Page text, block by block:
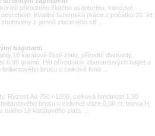
přírodního žlutého avanturínu, koncové
Kvalitní tuzemská práce z počátku 20. let
z jemně zlaceného stř ...
bagetami
karátové žluté zlato, přírodní diamanty.
6,95 gramů. Pět přírodních diamantových baget a
brusu o celkové hmo ...
Ryzost Au 750 / 1000, celková hmotnost 1,90
brusu o celkové váze 0,08 ct, barva H,
18 karátového zlata, ...